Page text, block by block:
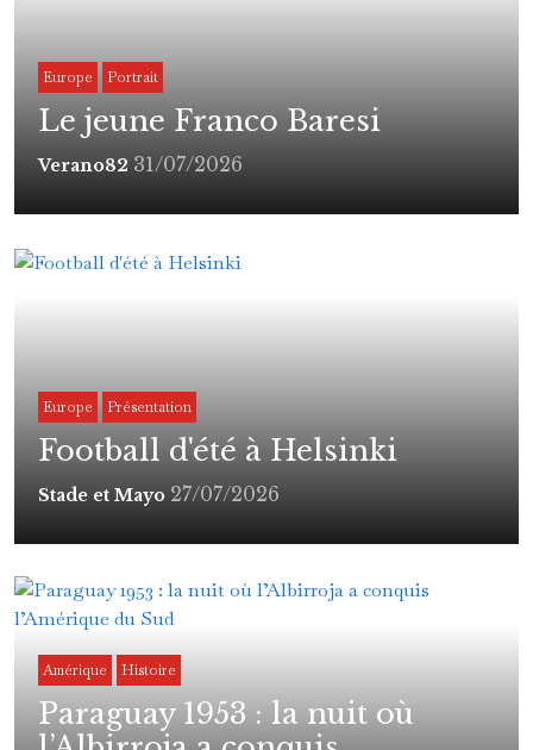
Europe Portrait
Le jeune Franco Baresi
Verano82 31/07/2026
Europe Présentation
Football d'été à Helsinki
Stade et Mayo 27/07/2026
Amérique Histoire
Paraguay 1953 : la nuit où